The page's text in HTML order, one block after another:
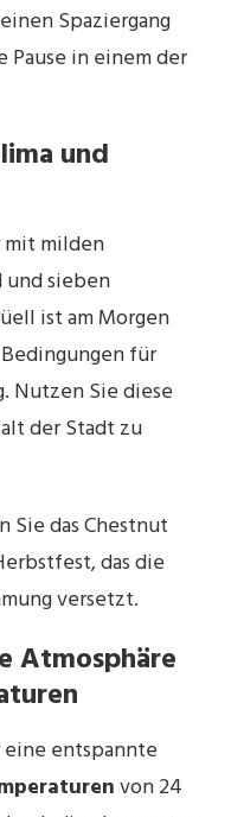
Spaziergang
in einem der
und
milden
und sieben
ist am Morgen
für
Nutzen Sie diese
der Stadt zu
Sie das Chestnut
das die
versetzt.
Atmosphäre
entspannte
von 24